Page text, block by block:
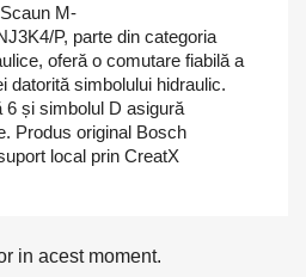
M-
P, parte din categoria
oferă o comutare fiabilă a
datorită simbolului hidraulic.
6 și simbolul D asigură
Produs original Bosch
local prin CreatX
in acest moment.